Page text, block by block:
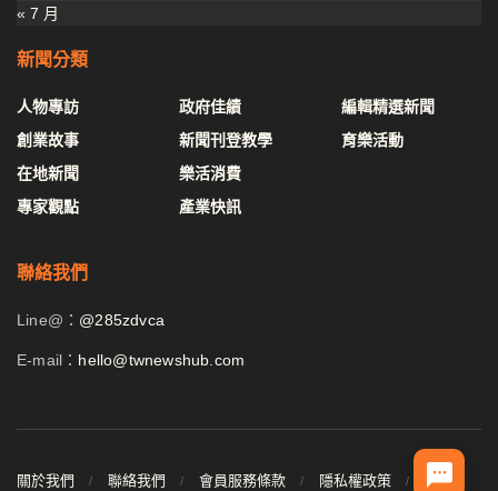
« 7 月
新聞分類
人物專訪
創業故事
在地新聞
專家觀點
政府佳績
新聞刊登教學
樂活消費
產業快訊
編輯精選新聞
育樂活動
聯絡我們
Line@： @285zdvca
E-mail： hello@twnewshub.com
關於我們 聯絡我們 會員服務條款 隱私權政策